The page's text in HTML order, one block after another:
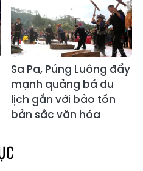
Sa Pa, Púng Luông đẩy
mạnh quảng bá du
lịch gắn với bảo tồn
bản sắc văn hóa